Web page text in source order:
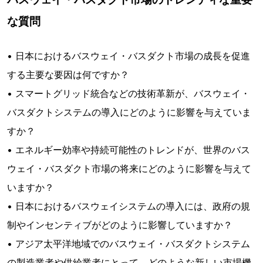
な質問
• 日本におけるバスウェイ・バスダクト市場の成長を促進
する主要な要因は何ですか？
• スマートグリッド統合などの技術革新が、バスウェイ・
バスダクトシステムの導入にどのように影響を与えていま
すか？
• エネルギー効率や持続可能性のトレンドが、世界のバス
ウェイ・バスダクト市場の将来にどのように影響を与えて
いますか？
• 日本におけるバスウェイシステムの導入には、政府の規
制やインセンティブがどのように影響していますか？
• アジア太平洋地域でのバスウェイ・バスダクトシステム